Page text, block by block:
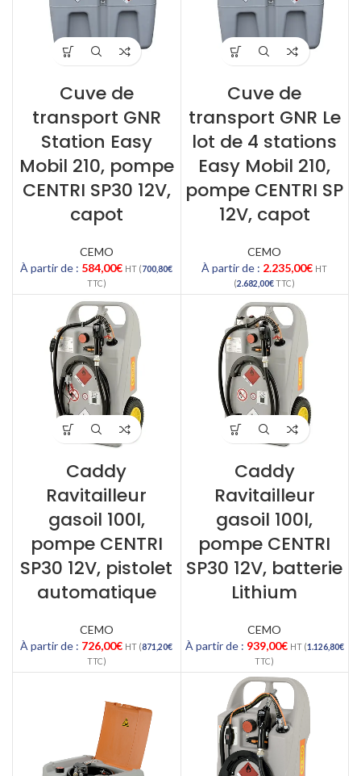
Cuve de
transport GNR
Station Easy
Mobil 210, pompe
CENTRI SP30 12V,
capot
CEMO
À partir de : 584,00€ HT (700,80€
TTC)
Cuve de
transport GNR Le
lot de 4 stations
Easy Mobil 210,
pompe CENTRI SP
12V, capot
CEMO
À partir de : 2.235,00€ HT
(2.682,00€TTC)
Caddy
Ravitailleur
gasoil 100l,
pompe CENTRI
SP30 12V, pistolet
automatique
CEMO
À partir de : 726,00€ HT (871,20€
TTC)
Caddy
Ravitailleur
gasoil 100l,
pompe CENTRI
SP30 12V, batterie
Lithium
CEMO
À partir de : 939,00€ HT (1.126,80€
TTC)